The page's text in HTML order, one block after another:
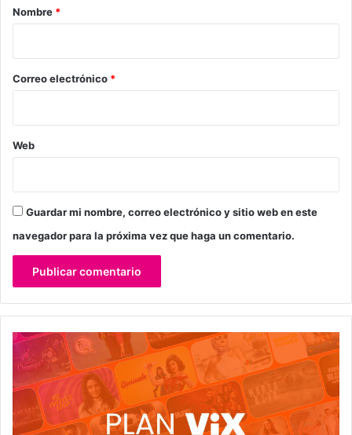
r
*
Nombre *
Correo electrónico *
Web
Guardar mi nombre, correo electrónico y sitio web en este
navegador para la próxima vez que haga un comentario.